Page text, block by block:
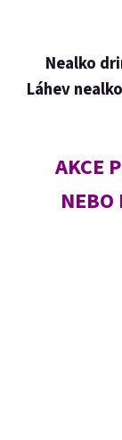
Nealko
Láhev
AKCE
NEBO